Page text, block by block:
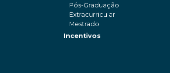
Pós-Graduação
Extracurricular
Mestrado
Incentivos